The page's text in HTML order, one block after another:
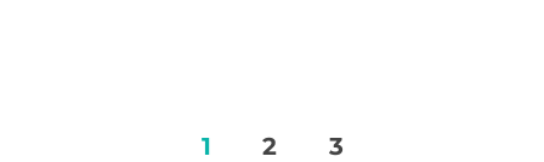
Seitennummerierung
1 2 3